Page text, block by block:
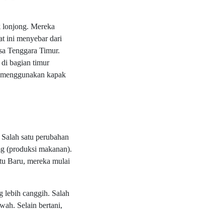
lonjong. Mereka
ini menyebar dari
Tenggara Timur.
bagian timur
kapak
satu perubahan
(produksi makanan).
Baru, mereka mulai
lebih canggih. Salah
Selain bertani,